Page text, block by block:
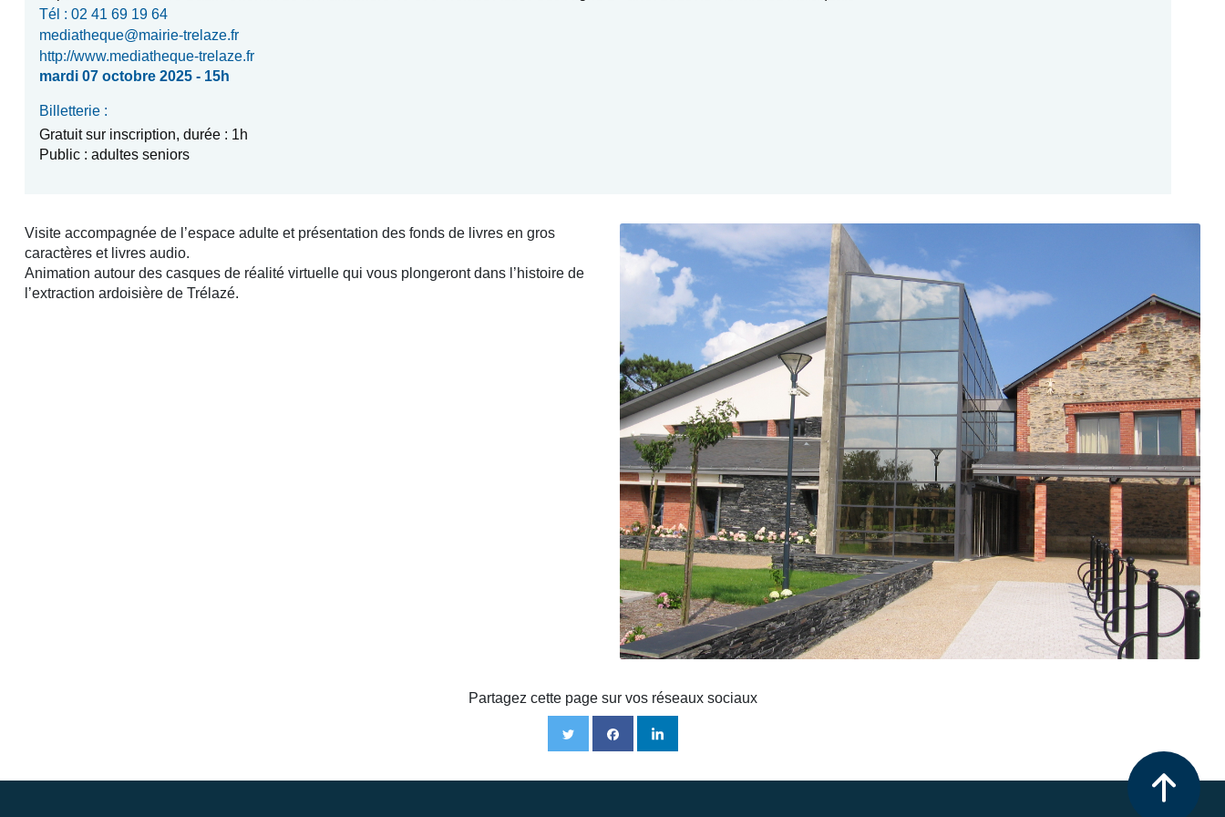
Tél : 02 41 69 19 64
mediatheque@mairie-trelaze.fr
http://www.mediatheque-trelaze.fr
mardi 07 octobre 2025 - 15h
Billetterie :
Gratuit sur inscription, durée : 1h
Public : adultes seniors
Visite accompagnée de l’espace adulte et présentation des fonds de livres en gros
caractères et livres audio.
Animation autour des casques de réalité virtuelle qui vous plongeront dans l’histoire de
l’extraction ardoisière de Trélazé.
Partagez cette page sur vos réseaux sociaux